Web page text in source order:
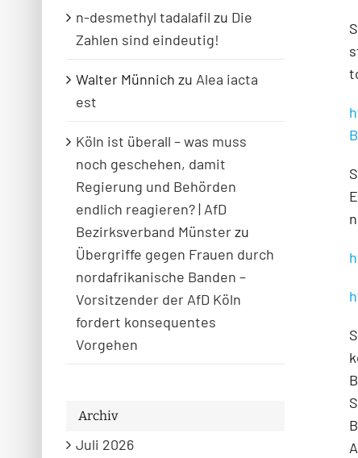
n-desmethyl tadalafil zu Die
Zahlen sind eindeutig!
Walter Münnich zu Alea iacta
est
Köln ist überall – was muss
noch geschehen, damit
Regierung und Behörden
endlich reagieren? | AfD
Bezirksverband Münsterzu
Übergriffe gegen Frauen durch
nordafrikanische Banden –
Vorsitzender der AfD Köln
fordert konsequentes
Vorgehen
Archiv
Juli 2026